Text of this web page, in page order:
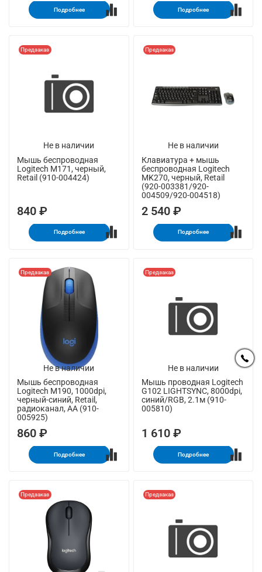
Подробнее Подробнее
Не в наличии
Предзаказ
Мышь беспроводная
Logitech M171, черный,
Retail (910-004424)
840 ₽
Подробнее
Не в наличии
Предзаказ
Клавиатура + мышь
беспроводная Logitech
MK270, черный, Retail
(920-003381/920-
004509/920-004518)
2 540 ₽
Подробнее
Не в наличии
Предзаказ
Мышь беспроводная
Logitech M190, 1000dpi,
черный-синий, Retail,
радиоканал, AA (910-
005925)
860 ₽
Подробнее
Не в наличии
Предзаказ
Мышь проводная Logitech
G102 LIGHTSYNC, 8000dpi,
синий/RGB, 2.1м (910-
005810)
1 610 ₽
Подробнее
Предзаказ Предзаказ